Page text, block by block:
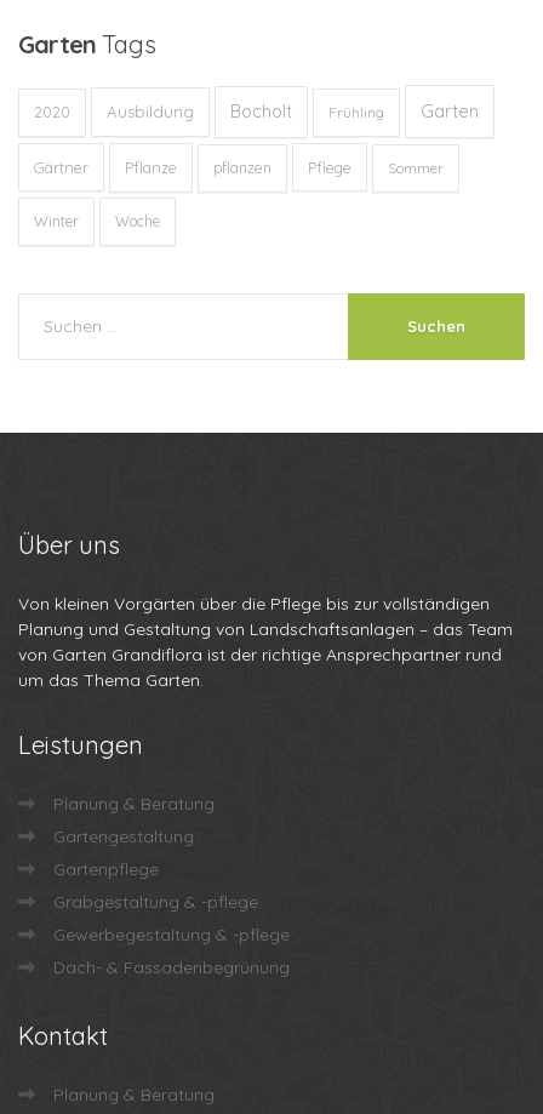
Garten Tags
2020 Ausbildung Bocholt Frühling Garten
Gärtner Pflanze pflanzen Pflege Sommer
Winter Woche
Über uns
Von kleinen Vorgärten über die Pflege bis zur vollständigen
Planung und Gestaltung von Landschaftsanlagen – das Team
von Garten Grandiflora ist der richtige Ansprechpartner rund
um das Thema Garten.
Leistungen
Planung & Beratung
Gartengestaltung
Gartenpflege
Grabgestaltung & -pflege
Gewerbegestaltung & -pflege
Dach- & Fassadenbegrünung
Kontakt
Planung & Beratung